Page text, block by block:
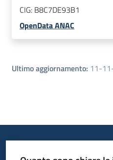
CIG: B8C7DE93B1
OpenData ANAC
Ultimo aggiornamento: 11-